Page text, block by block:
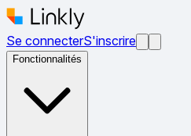
Se connecterS'inscrire
Fonctionnalités